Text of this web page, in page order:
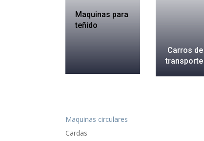
Maquinas para
teñido
Carros de
transporte
Maquinas circulares
Cardas